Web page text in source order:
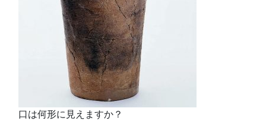
口は何形に見えますか？